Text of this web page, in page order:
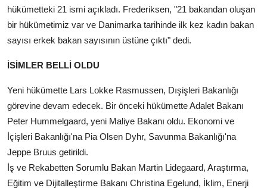
hükümetteki 21 ismi açıkladı. Frederiksen, "21 bakandan oluşan
bir hükümetimiz var ve Danimarka tarihinde ilk kez kadın bakan
sayısı erkek bakan sayısının üstüne çıktı" dedi.
İSİMLER BELLİ OLDU
Yeni hükümette Lars Lokke Rasmussen, Dışişleri Bakanlığı
görevine devam edecek. Bir önceki hükümette Adalet Bakanı
Peter Hummelgaard, yeni Maliye Bakanı oldu. Ekonomi ve
İçişleri Bakanlığı'na Pia Olsen Dyhr, Savunma Bakanlığı'na
Jeppe Bruus getirildi.
İş ve Rekabetten Sorumlu Bakan Martin Lidegaard, Araştırma,
Eğitim ve Dijitalleştirme Bakanı Christina Egelund, İklim, Enerji